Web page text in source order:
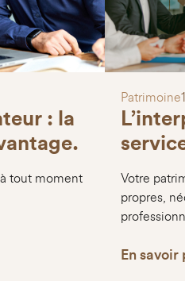
: la
tout moment
Patrimoine
Votre
propres,
En savoir